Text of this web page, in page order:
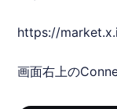
https://
画面右上の